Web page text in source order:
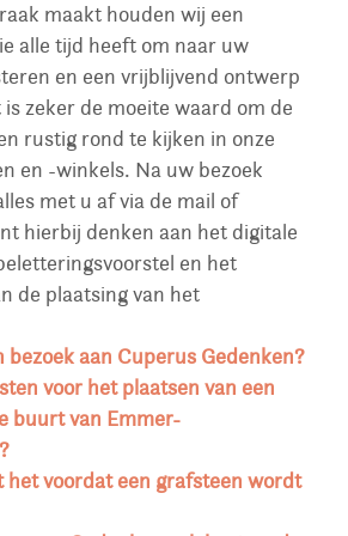
maakt houden wij een
alle tijd heeft om naar uw
en een vrijblijvend ontwerp
zeker de moeite waard om de
rustig rond te kijken in onze
en -winkels. Na uw bezoek
met u af via de mail of
hierbij denken aan het digitale
en het
de plaatsing van het
bezoek aan Cuperus Gedenken?
welkom in een van onze
waar u veel voorbeelden kunt
er een grote selectie aan
beelden, lantaarns,
aan. In onze tuinen in
voor het plaatsen van een
buurt van Emmer-
in Nederland
tarief voor plaatsing. Wij
het voordat een grafsteen wordt